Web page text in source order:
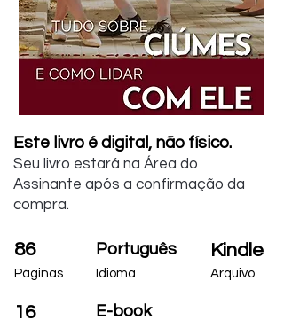
Este livro é digital, não físico.
Seu livro estará na Área do
Assinante após a confirmação da
compra.
86
Páginas
Português
Idioma
Kindle
Arquivo
16 E-book